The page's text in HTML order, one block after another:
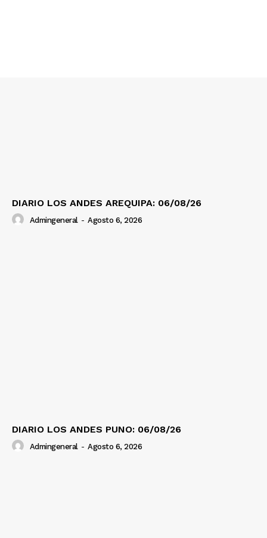
DIARIO LOS ANDES AREQUIPA: 06/08/26
Admingeneral - Agosto 6, 2026
DIARIO LOS ANDES PUNO: 06/08/26
Admingeneral - Agosto 6, 2026